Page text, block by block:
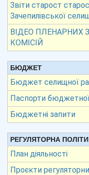
Звіти старост
Зачепилівської
ВІДЕО ПЛЕНАРНИХ
КОМІСІЙ
БЮДЖЕТ
Бюджет селищної
Паспорти
Бюджетні запити
РЕГУЛЯТОРНА
План діяльності
Проєкти